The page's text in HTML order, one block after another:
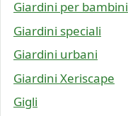
Giardini per bambini
Giardini speciali
Giardini urbani
Giardini Xeriscape
Gigli